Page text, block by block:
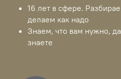
16 лет в сфере.
делаем как надо
Знаем, что вам нужно,
знаете